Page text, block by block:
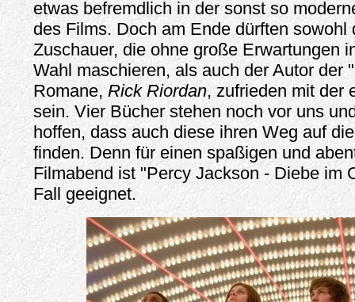
etwas befremdlich in der sonst so
des Films. Doch am Ende dürften sowohl
Zuschauer, die ohne große Erwartungen
Wahl maschieren, als auch der Autor der
Romane, Rick Riordan, zufrieden mit der
sein. Vier Bücher stehen noch vor uns
hoffen, dass auch diese ihren Weg auf
finden. Denn für einen spaßigen und
Filmabend ist "Percy Jackson - Diebe im
Fall geeignet.